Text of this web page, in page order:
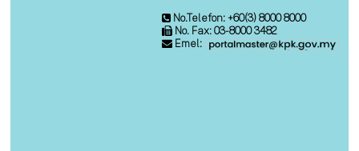
No.Telefon: +60(3) 8000 8000
No. Fax: 03-8000 3482
Emel: